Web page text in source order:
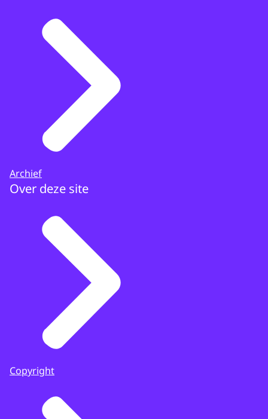
Archief
Over deze site
Copyright